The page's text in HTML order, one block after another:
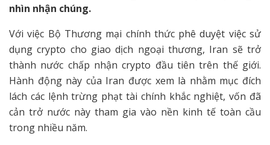
nhìn nhận chúng.
Với việc Bộ Thương mại chính thức phê duyệt việc sử
dụng crypto cho giao dịch ngoại thương, Iran sẽ trở
thành nước chấp nhận crypto đầu tiên trên thế giới.
Hành động này của Iran được xem là nhằm mục đích
lách các lệnh trừng phạt tài chính khắc nghiệt, vốn đã
cản trở nước này tham gia vào nền kinh tế toàn cầu
trong nhiều năm.